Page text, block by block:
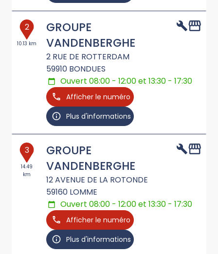
2
10.13 km
GROUPE
VANDENBERGHE
2 RUE DE ROTTERDAM
59910 BONDUES
Ouvert 08:00 - 12:00 et 13:30 - 17:30
Afficher le numéro
Plus d'informations
3
14.49
km
GROUPE
VANDENBERGHE
12 AVENUE DE LA ROTONDE
59160 LOMME
Ouvert 08:00 - 12:00 et 13:30 - 17:30
Afficher le numéro
Plus d'informations